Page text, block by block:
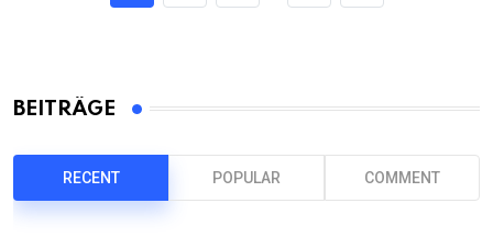
BEITRÄGE
RECENT POPULAR COMMENT